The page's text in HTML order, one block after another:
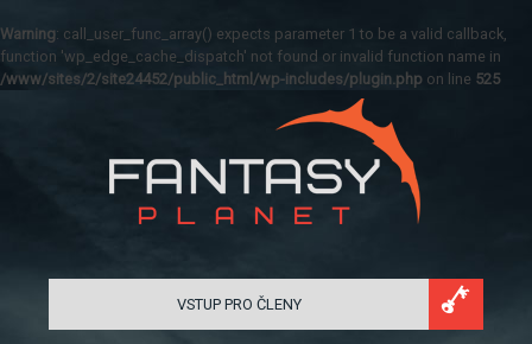
Warning: call_user_func_array() expects parameter 1 to be a valid callback,
function 'wp_edge_cache_dispatch' not found or invalid function name in
/www/sites/2/site24452/public_html/wp-includes/plugin.php on line 525
VSTUP PRO ČLENY